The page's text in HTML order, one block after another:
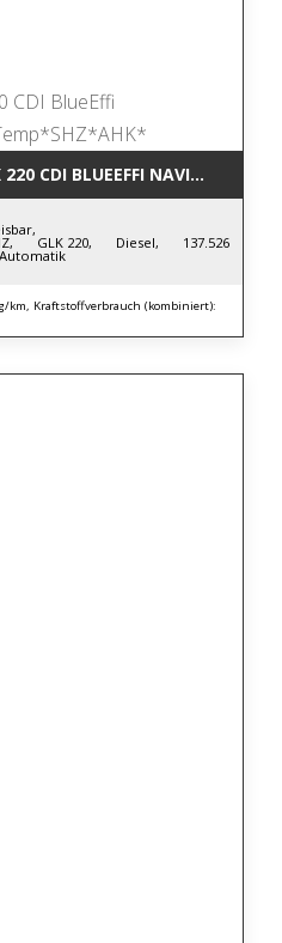
MERCEDES-BENZ GLK 220 CDI
GLK 220, Diesel, 137.526
Automatik
km, Kraftstoffverbrauch (kombiniert):